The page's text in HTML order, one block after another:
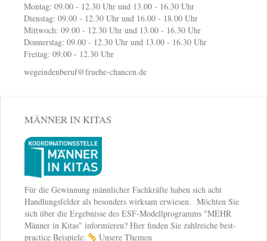
Montag: 09.00 - 12.30 Uhr und 13.00 - 16.30 Uhr
Dienstag: 09.00 - 12.30 Uhr und 16.00 - 18.00 Uhr
Mittwoch: 09.00 - 12.30 Uhr und 13.00 - 16.30 Uhr
Donnerstag: 09.00 - 12.30 Uhr und 13.00 - 16.30 Uhr
Freitag: 09.00 - 12.30 Uhr
wegeindenberuf@fruehe-chancen.de
MÄNNER IN KITAS
Für die Gewinnung männlicher Fachkräfte haben sich acht
Handlungsfelder als besonders wirksam erwiesen. Möchten Sie
sich über die Ergebnisse des ESF-Modellprogramms "MEHR
Männer in Kitas" informieren? Hier finden Sie zahlreiche best-
practice Beispiele:
Unsere Themen